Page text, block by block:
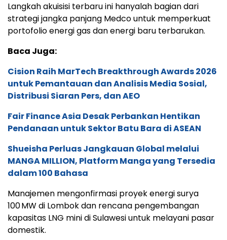
Langkah akuisisi terbaru ini hanyalah bagian dari
strategi jangka panjang Medco untuk memperkuat
portofolio energi gas dan energi baru terbarukan.
Baca Juga:
Cision Raih MarTech Breakthrough Awards 2026
untuk Pemantauan dan Analisis Media Sosial,
Distribusi Siaran Pers, dan AEO
Fair Finance Asia Desak Perbankan Hentikan
Pendanaan untuk Sektor Batu Bara di ASEAN
Shueisha Perluas Jangkauan Global melalui
MANGA MILLION, Platform Manga yang Tersedia
dalam 100 Bahasa
Manajemen mengonfirmasi proyek energi surya
100 MW di Lombok dan rencana pengembangan
kapasitas LNG mini di Sulawesi untuk melayani pasar
domestik.